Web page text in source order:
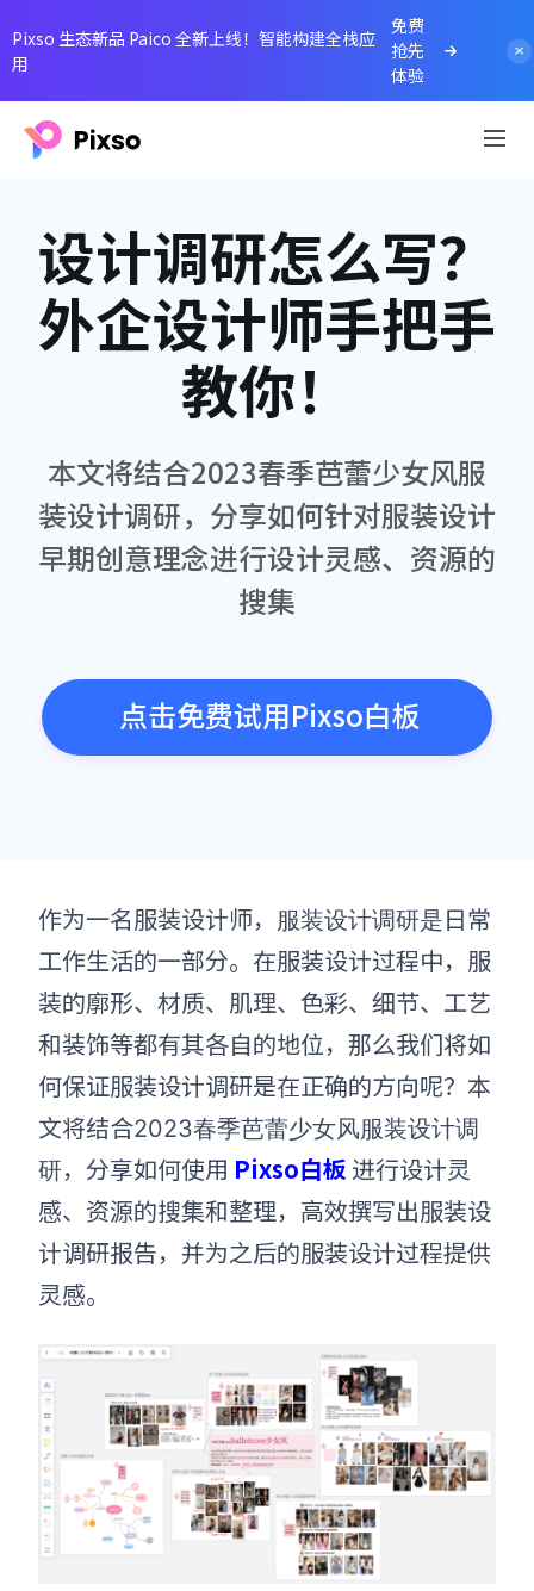
Pixso 生态新品 Paico 全新上线！智能构建全栈应
用
免费
抢先
体验
设计调研怎么写？
外企设计师手把手
教你！
本文将结合2023春季芭蕾少女风服
装设计调研，分享如何针对服装设计
早期创意理念进行设计灵感、资源的
搜集
点击免费试用Pixso白板
作为一名服装设计师， 服装设计调研是日常
工作生活的一部分。 在服装设计过程中， 服
装的廓形、 材质、肌理、 色彩、 细节、工艺
和装饰等都有其各自的地位，那么我们将如
何保证服装设计调研是在正确的方向呢？本
文将结合2023春季芭蕾少女风服装设计调
研， 分享如何使用 Pixso白板 进行设计灵
感、资源的搜集和整理，高效撰写出服装设
计调研报告，并为之后的服装设计过程提供
灵感。